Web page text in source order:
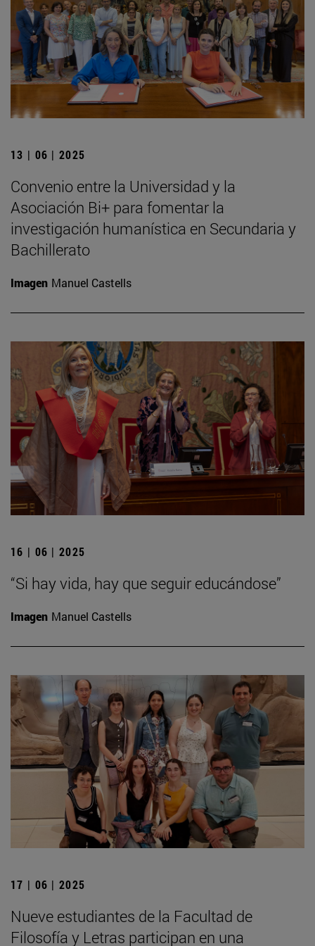
13 | 06 | 2025
Convenio entre la Universidad y la
Asociación Bi+ para fomentar la
investigación humanística en Secundaria y
Bachillerato
Imagen Manuel Castells
16 | 06 | 2025
“Si hay vida, hay que seguir educándose”
Imagen Manuel Castells
17 | 06 | 2025
Nueve estudiantes de la Facultad de
Filosofía y Letras participan en una